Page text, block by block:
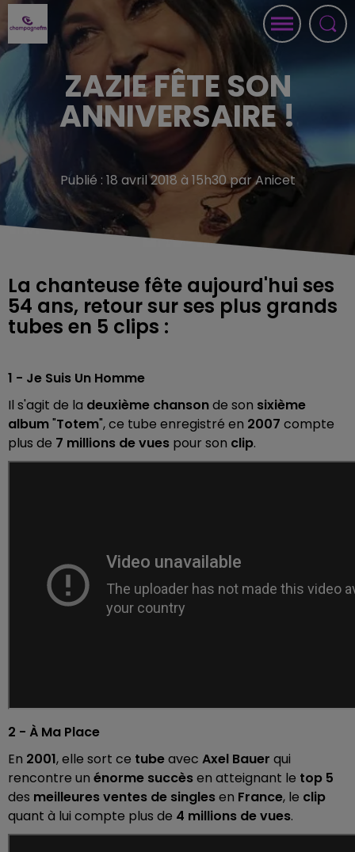
ZAZIE FÊTE SON
ANNIVERSAIRE !
Publié : 18 avril 2018 à 15h30 par Anicet
La chanteuse fête aujourd'hui ses
54 ans, retour sur ses plus grands
tubes en 5 clips :
1 - Je Suis Un Homme
Il s'agit de la deuxième chansonde son sixième
album"Totem", ce tube enregistré en 2007 compte
plus de 7 millions de vues pour son clip.
2 - À Ma Place
En 2001, elle sort ce tubeavec Axel Bauer qui
rencontre un énorme succèsen atteignant le top 5
des meilleures ventes de singlesen France, le clip
quant à lui compte plus de 4 millions de vues.